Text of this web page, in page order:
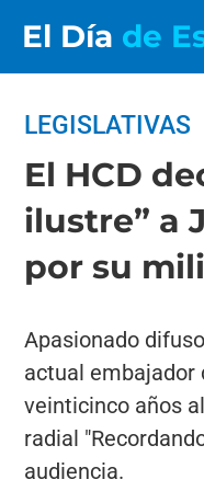
El Día de
LEGISLATIVAS
El HCD
ilustre” a
por su
Apasionado
actual embajador
veinticinco años
radial
audiencia.